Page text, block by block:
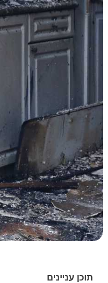
תוכן עניינים